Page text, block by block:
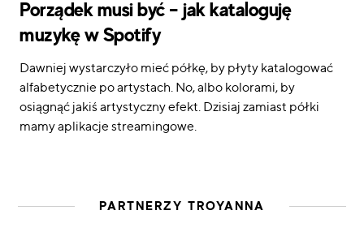
Porządek musi być – jak kataloguję
muzykę w Spotify
Dawniej wystarczyło mieć półkę, by płyty katalogować
alfabetycznie po artystach. No, albo kolorami, by
osiągnąć jakiś artystyczny efekt. Dzisiaj zamiast półki
mamy aplikacje streamingowe.
PARTNERZY TROYANNA